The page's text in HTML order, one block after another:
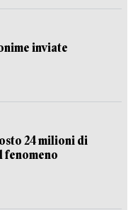
inviate
24 milioni di
fenomeno